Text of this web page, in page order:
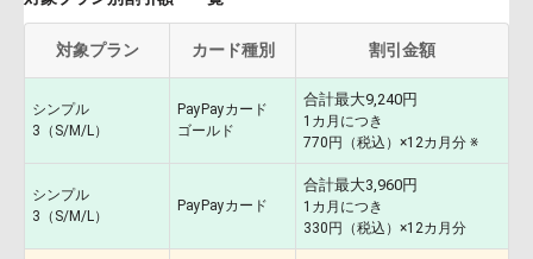
対象プラン カード種別 割引金額
シンプル
3（S/M/L）
PayPayカード
ゴールド
合計最大9,240円
1カ月につき
770円（税込）×12カ月分 ※
シンプル
3（S/M/L）
PayPayカード
合計最大3,960円
1カ月につき
330円（税込）×12カ月分